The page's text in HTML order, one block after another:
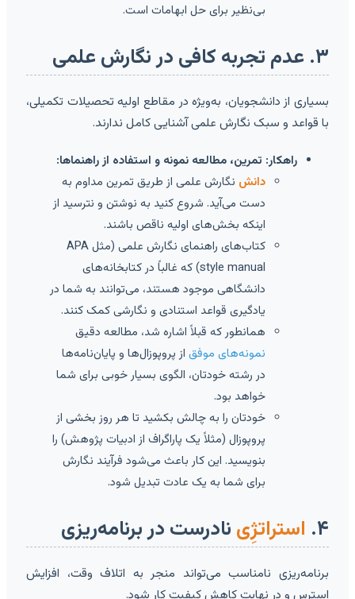
بی‌نظیر برای حل ابهامات است.
بسیاری از دانشجویان، به‌ویژه در مقاطع اولیه تحصیلات تکمیلی،
با قواعد و سبک نگارش علمی آشنایی کامل ندارند.
راهکار: تمرین، مطالعه نمونه و استفاده از راهنماها:
دانشنگارش علمی از طریق تمرین مداوم به
دست می‌آید. شروع کنید به نوشتن و نترسید از
اینکه بخش‌های اولیه ناقص باشند.
کتاب‌های راهنمای نگارش علمی (مثل APA
style manual) که غالباً در کتابخانه‌های
دانشگاهی موجود هستند، می‌توانند به شما در
یادگیری قواعد استنادی و نگارشی کمک کنند.
همانطور که قبلاً اشاره شد، مطالعه دقیق
نمونه‌های موفق از پروپوزال‌ها و پایان‌نامه‌ها
در رشته خودتان، الگوی بسیار خوبی برای شما
خواهد بود.
خودتان را به چالش بکشید تا هر روز بخشی از
پروپوزال (مثلاً یک پاراگراف از ادبیات پژوهش) را
بنویسید. این کار باعث می‌شود فرآیند نگارش
برای شما به یک عادت تبدیل شود.
استراتژِینادرست در برنامه‌ریزی
برنامه‌ریزی نامناسب می‌تواند منجر به اتلاف وقت، افزایش